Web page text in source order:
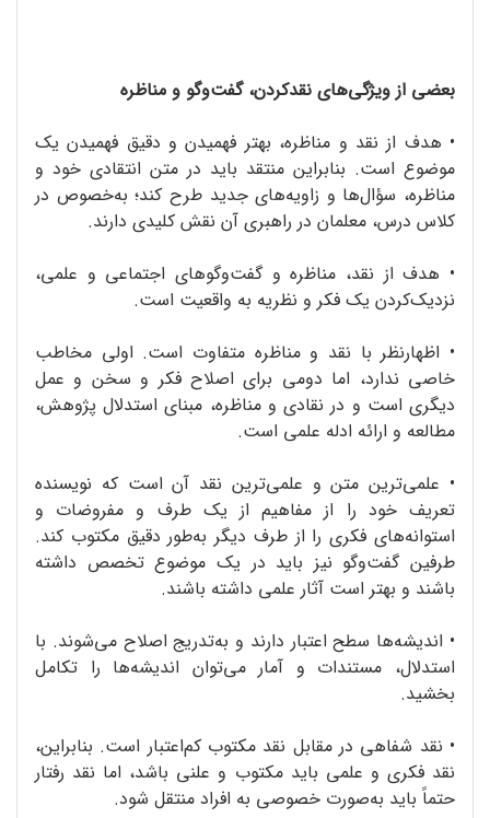
بعضی از ویژگی‌های نقدکردن، گفت‌وگو و مناظره
• هدف از نقد و مناظره، بهتر فهمیدن و دقیق فهمیدن یک
موضوع است. بنابراین منتقد باید در متن انتقادی خود و
مناظره، سؤال‌ها و زاویه‌های جدید طرح کند؛ به‌خصوص در
کلاس درس، معلمان در راهبری آن نقش کلیدی دارند.
• هدف از نقد، مناظره و گفت‌وگوهای اجتماعی و علمی،
نزدیک‌کردن یک فکر و نظریه به واقعیت است.
• اظهارنظر با نقد و مناظره متفاوت است. اولی مخاطب
خاصی ندارد، اما دومی برای اصلاح فکر و سخن و عمل
دیگری است و در نقادی و مناظره، مبنای استدلال پژوهش،
مطالعه و ارائه‌ ادله‌ علمی است.
• علمی‌ترین متن و علمی‌ترین نقد آن است که نویسنده
تعریف خود را از مفاهیم از یک طرف و مفروضات و
استوانه‌های فکری را از طرف دیگر به‌طور دقیق مکتوب کند.
طرفین گفت‌وگو نیز باید در یک موضوع تخصص داشته
باشند و بهتر است آثار علمی داشته باشند.
• اندیشه‌ها سطح اعتبار دارند و به‌تدریج اصلاح می‌شوند. با
استدلال، مستندات و آمار می‌توان اندیشه‌ها را تکامل
بخشید.
• نقد شفاهی در مقابل نقد مکتوب کم‌اعتبار است. بنابراین،
نقد فکری و علمی باید مکتوب و علنی باشد، اما نقد رفتار
حتماً باید به‌صورت خصوصی به افراد منتقل شود.